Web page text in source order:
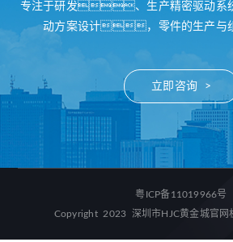
专注于研发、生产精密驱动系
动方案设计，零件的生产与
立即咨询 >
粤ICP备11019966号
Copyright 2023 深圳市HJC黄金城官网